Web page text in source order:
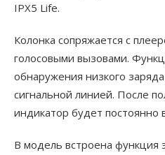
IPX5 Life.
Колонка сопряжается с
голосовыми вызовами.
обнаружения низкого
сигнальной линией. После
индикатор будет постоянно
В модель встроена функция